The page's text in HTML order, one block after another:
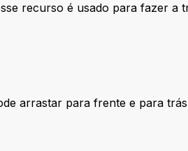
recurso é usado para fazer a
arrastar para frente e para